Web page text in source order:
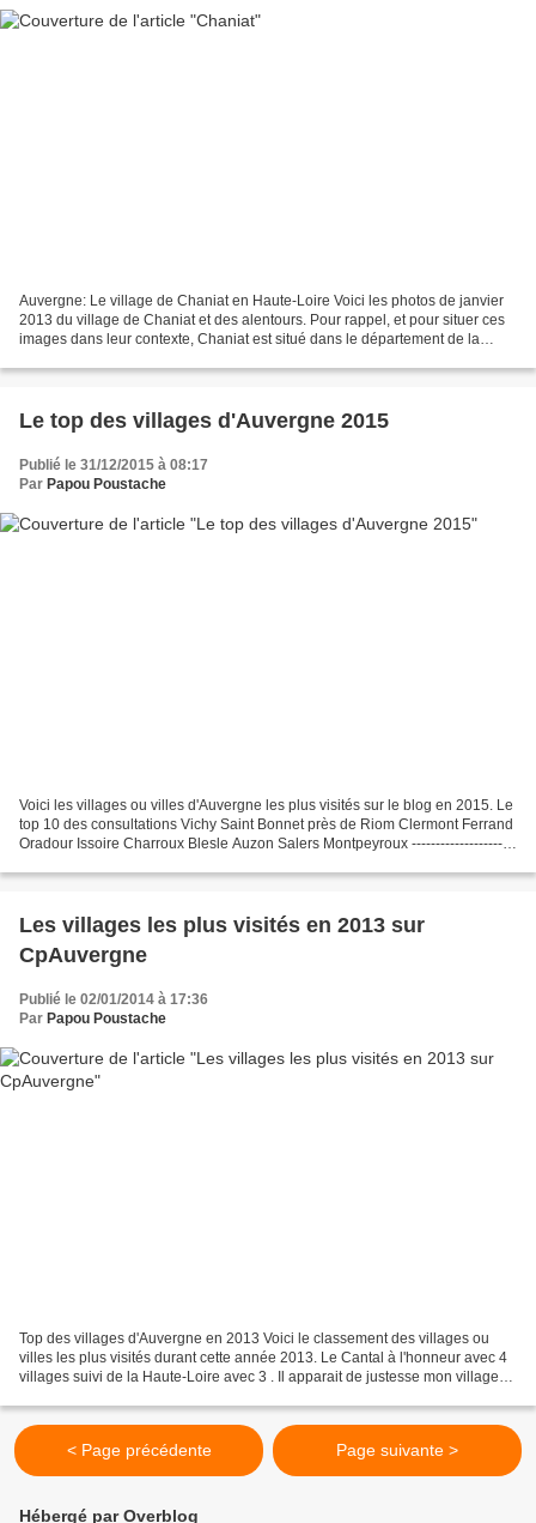
Auvergne: Le village de Chaniat en Haute-Loire Voici les photos de janvier
2013 du village de Chaniat et des alentours. Pour rappel, et pour situer ces
images dans leur contexte, Chaniat est situé dans le département de la
Le top des villages d'Auvergne 2015
Publié le 31/12/2015 à 08:17
Par Papou Poustache
Voici les villages ou villes d'Auvergne les plus visités sur le blog en 2015. Le
top 10 des consultations Vichy Saint Bonnet près de Riom Clermont Ferrand
Oradour Issoire Charroux Blesle Auzon Salers Montpeyroux ----------------------
Les villages les plus visités en 2013 sur
CpAuvergne
Publié le 02/01/2014 à 17:36
Par Papou Poustache
Top des villages d'Auvergne en 2013 Voici le classement des villages ou
villes les plus visités durant cette année 2013. Le Cantal à l'honneur avec 4
villages suivi de la Haute-Loire avec 3 . Il apparait de justesse mon village
< Page précédente Page suivante >
Hébergé par Overblog